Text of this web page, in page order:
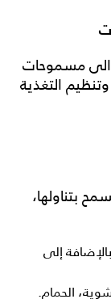
مسموحات
التغذية
بتناولها،
إلى
الحمام.